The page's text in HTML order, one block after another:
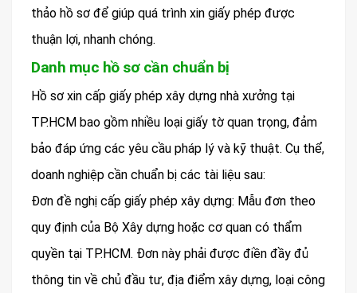
thảo hồ sơ để giúp quá trình xin giấy phép được
thuận lợi, nhanh chóng.
Danh mục hồ sơ cần chuẩn bị
Hồ sơ xin cấp giấy phép xây dựng nhà xưởng tại
TP.HCM bao gồm nhiều loại giấy tờ quan trọng, đảm
bảo đáp ứng các yêu cầu pháp lý và kỹ thuật. Cụ thể,
doanh nghiệp cần chuẩn bị các tài liệu sau:
Đơn đề nghị cấp giấy phép xây dựng: Mẫu đơn theo
quy định của Bộ Xây dựng hoặc cơ quan có thẩm
quyền tại TP.HCM. Đơn này phải được điền đầy đủ
thông tin về chủ đầu tư, địa điểm xây dựng, loại công